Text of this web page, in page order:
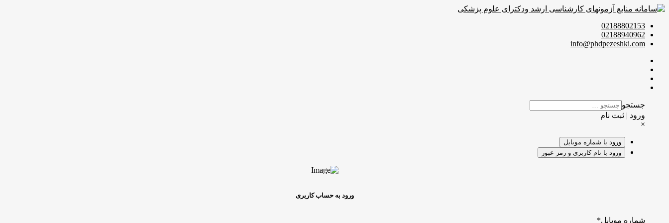
02188802153
02188940962
info@phdpezeshki.com
جستجو
ورود | ثبت نام
×
ورود با شماره موبایل
ورود با نام کاربری و رمز عبور
ورود به حساب کاربری
شماره موبایل*